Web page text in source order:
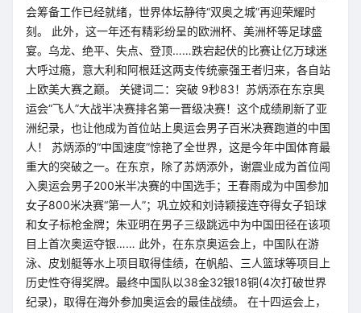
会筹备工作已经就绪，世界体坛静待“双奥之城”再迎荣耀时
刻。 此外，这一年还有精彩纷呈的欧洲杯、美洲杯等足球盛
宴。乌龙、绝平、失点、登顶……跌宕起伏的比赛让亿万球迷
大呼过瘾，意大利和阿根廷这两支传统豪强王者归来，各自站
上欧美大赛之巅。 关键词二：突破 9秒83！苏炳添在东京奥
运会“飞人”大战半决赛排名第一晋级决赛！这个成绩刷新了亚
洲纪录，也让他成为首位站上奥运会男子百米决赛跑道的中国
人！ 苏炳添的“中国速度”惊艳了全世界，这是今年中国体育最
重大的突破之一。在东京，除了苏炳添外，谢震业成为首位闯
入奥运会男子200米半决赛的中国选手；王春雨成为中国参加
女子800米决赛“第一人”；巩立姣和刘诗颖接连夺得女子铅球
和女子标枪金牌；朱亚明在男子三级跳远中为中国田径在该项
目上首次奥运夺银…… 此外，在东京奥运会上，中国队在游
泳、皮划艇等水上项目取得佳绩，在帆船、三人篮球等项目上
历史性夺得奖牌。最终中国队以38金32银18铜(4次打破世界
纪录)，取得在海外参加奥运会的最佳战绩。 在十四运会上，